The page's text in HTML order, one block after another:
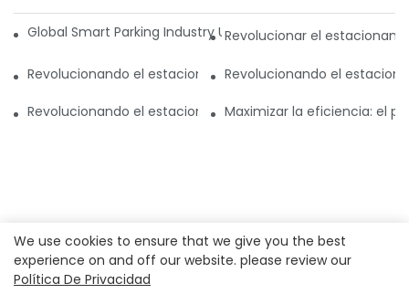
Global Smart Parking Industry Update for Third Quarter of
Revolucionar el
Revolucionando el estacionamiento con un sistema de
Revolucionando el
Revolucionando el estacionamiento en Pakistán: un
Maximizar la eficiencia: el
We use cookies to ensure that we give you the best
experience on and off our website. please review our
Política De Privacidad